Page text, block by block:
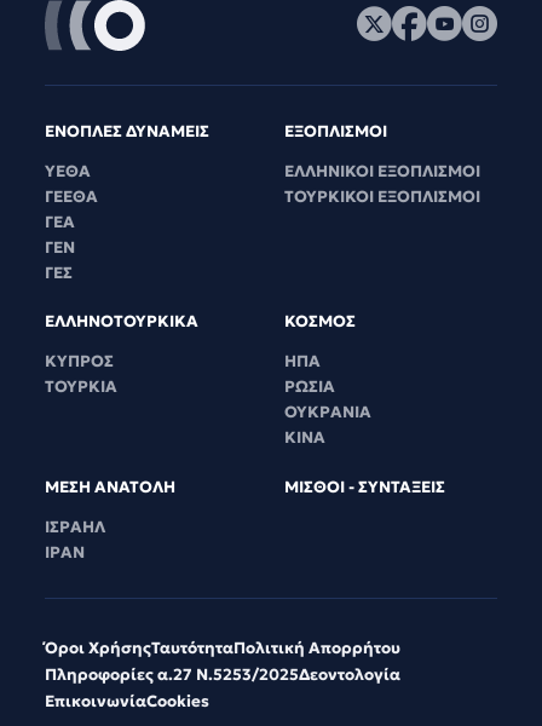
ΕΝΟΠΛΕΣ ΔΥΝΑΜΕΙΣ
ΥΕΘΑ
ΓΕΕΘΑ
ΓΕΑ
ΓΕΝ
ΓΕΣ
ΕΞΟΠΛΙΣΜΟΙ
ΕΛΛΗΝΙΚΟΙ ΕΞΟΠΛΙΣΜΟΙ
ΤΟΥΡΚΙΚΟΙ ΕΞΟΠΛΙΣΜΟΙ
ΕΛΛΗΝΟΤΟΥΡΚΙΚΑ
ΚΥΠΡΟΣ
ΤΟΥΡΚΙΑ
ΚΟΣΜΟΣ
ΗΠΑ
ΡΩΣΙΑ
ΟΥΚΡΑΝΙΑ
ΚΙΝΑ
ΜΕΣΗ ΑΝΑΤΟΛΗ
ΙΣΡΑΗΛ
ΙΡΑΝ
ΜΙΣΘΟΙ - ΣΥΝΤΑΞΕΙΣ
Όροι ΧρήσηςΤαυτότηταΠολιτική Απορρήτου
Πληροφορίες α.27 Ν.5253/2025Δεοντολογία
ΕπικοινωνίαCookies